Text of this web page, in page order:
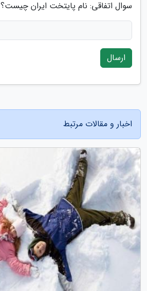
سوال اتفاقی: نام پایتخت ایران چیست؟
ارسال
اخبار و مقالات مرتبط